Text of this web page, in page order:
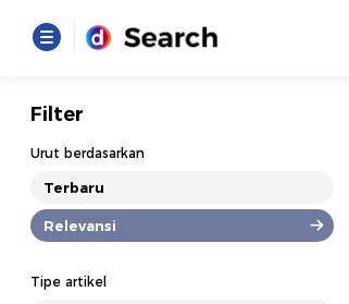
Filter
Urut berdasarkan
Terbaru
Relevansi
Tipe artikel